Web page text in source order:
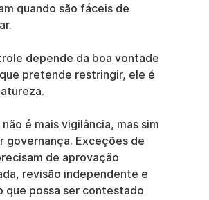
quando são fáceis de
depende da boa vontade
pretende restringir, ele é
é mais vigilância, mas sim
governança. Exceções de
de aprovação
revisão independente e
que possa ser contestado